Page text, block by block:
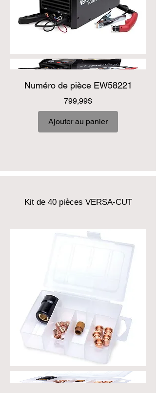
Numéro de pièce EW58221
799,99$Prix
Ajouter au panier
Kit de 40 pièces VERSA-CUT